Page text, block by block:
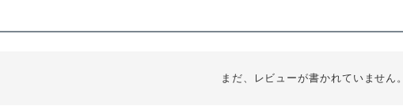
まだ、レビューが書かれていません。